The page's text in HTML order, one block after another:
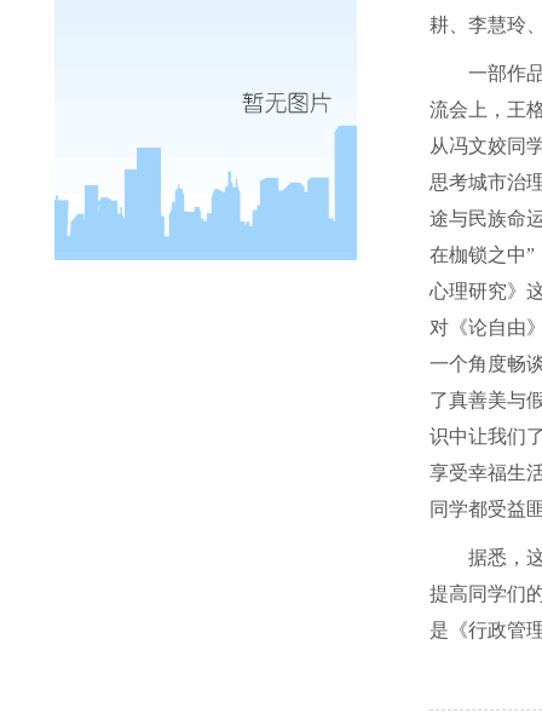
耕、李慧玲
一部作
流会上，王
从冯文姣同
思考城市治
途与民族命
在枷锁之中
心理研究》
对《论自由
一个角度畅
了真善美与
识中让我们
享受幸福生
同学都受益
据悉，
提高同学们
是《行政管